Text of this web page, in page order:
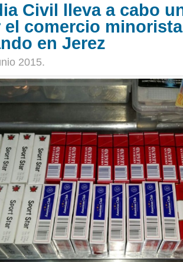
Civil lleva a cabo
comercio
en Jerez
2015.